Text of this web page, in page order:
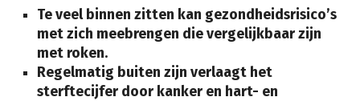
Te veel binnen zitten kan gezondheidsrisico’s
met zich meebrengen die vergelijkbaar zijn
met roken.
Regelmatig buiten zijn verlaagt het
sterftecijfer door kanker en hart- en